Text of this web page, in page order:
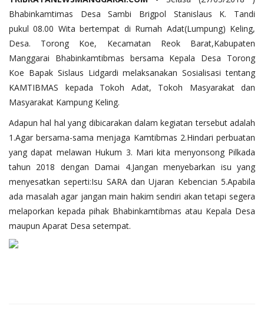
Bhabinkamtimas Desa Sambi Brigpol Stanislaus K. Tandi
pukul 08.00 Wita bertempat di Rumah Adat(Lumpung) Keling,
Desa. Torong Koe, Kecamatan Reok Barat,Kabupaten
Manggarai Bhabinkamtibmas bersama Kepala Desa Torong
Koe Bapak Sislaus Lidgardi melaksanakan Sosialisasi tentang
KAMTIBMAS kepada Tokoh Adat, Tokoh Masyarakat dan
Masyarakat Kampung Keling.
Adapun hal hal yang dibicarakan dalam kegiatan tersebut adalah
1.Agar bersama-sama menjaga Kamtibmas 2.Hindari perbuatan
yang dapat melawan Hukum 3. Mari kita menyonsong Pilkada
tahun 2018 dengan Damai 4.Jangan menyebarkan isu yang
menyesatkan seperti:Isu SARA dan Ujaran Kebencian 5.Apabila
ada masalah agar jangan main hakim sendiri akan tetapi segera
melaporkan kepada pihak Bhabinkamtibmas atau Kepala Desa
maupun Aparat Desa setempat.